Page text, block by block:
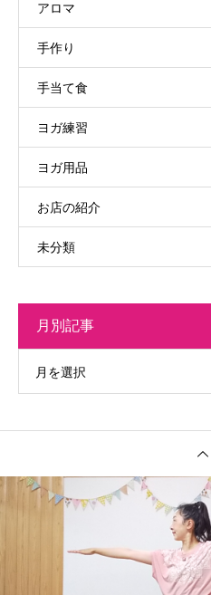
アロマ
手作り
手当て食
ヨガ練習
ヨガ用品
お店の紹介
未分類
月別記事
月を選択